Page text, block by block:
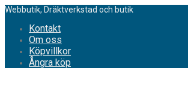
Webbutik, Dräktverkstad och butik
Kontakt
Om oss
Köpvillkor
Ångra köp